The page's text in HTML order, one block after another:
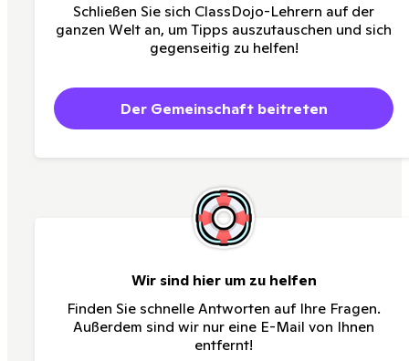
Schließen Sie sich ClassDojo-Lehrern auf der
ganzen Welt an, um Tipps auszutauschen und sich
gegenseitig zu helfen!
Der Gemeinschaft beitreten
Wir sind hier um zu helfen
Finden Sie schnelle Antworten auf Ihre Fragen.
Außerdem sind wir nur eine E-Mail von Ihnen
entfernt!